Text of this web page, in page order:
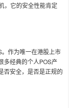
，它的安全性能肯定
作为唯一在港股上市
多经典的个人POS产
否安全，是否是正规的